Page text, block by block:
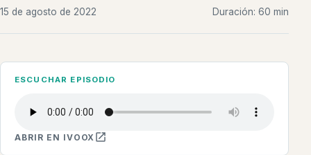
15 de agosto de 2022 Duración: 60 min
ESCUCHAR EPISODIO
ABRIR EN IVOOX